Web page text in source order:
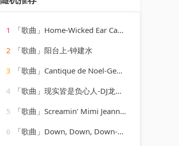
1
「歌曲」Home-Wicked Ear Candy
2
「歌曲」阳台上-钟建水
3
「歌曲」Cantique de Noel-Georges Thill、Orchestra Armand Bernard
4
「歌曲」现实皆是负心人-DJ龙总、在忠
5
「歌曲」Screamin' Mimi Jeannie-Mickey Hawks
6
「歌曲」Down, Down, Down-Buck Owens